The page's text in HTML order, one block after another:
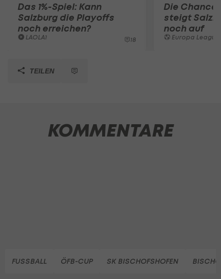
Das 1%-Spiel: Kann
Salzburg die Playoffs
noch erreichen?
LAOLA1 18
Die Chance
steigt
noch auf
Europa League
TEILEN
KOMMENTARE
FUSSBALL ÖFB-CUP SK BISCHOFSHOFEN